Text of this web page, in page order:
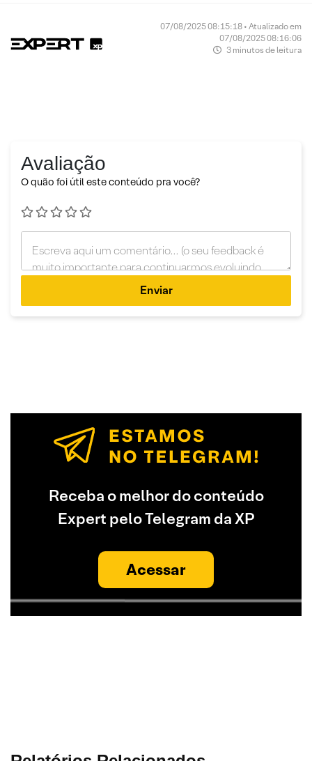
07/08/2025 08:15:18 • Atualizado em
07/08/2025 08:16:06
3 minutos de leitura
Avaliação
O quão foi útil este conteúdo pra você?
Enviar
Receba o melhor do conteúdo
Expert pelo Telegram da XP
Acessar